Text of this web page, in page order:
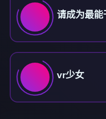
请成为最能
vr少女